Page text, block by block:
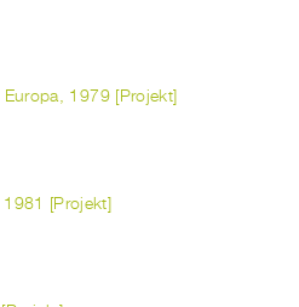
1979 [Projekt]
[Projekt]